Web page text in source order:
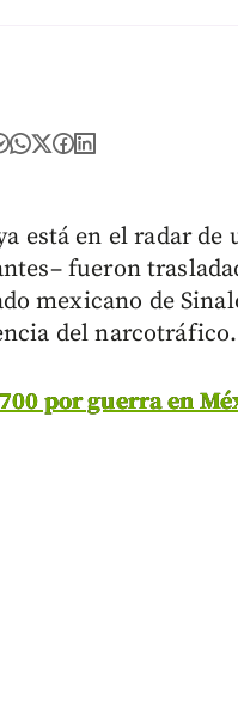
está en el radar de
fueron
mexicano de
del narcotráfico.
por guerra en